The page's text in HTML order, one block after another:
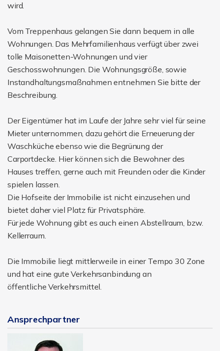
wird.
Vom Treppenhaus gelangen Sie dann bequem in alle
Wohnungen. Das Mehrfamilienhaus verfügt über zwei
tolle Maisonetten-Wohnungen und vier
Geschosswohnungen. Die Wohnungsgröße, sowie
Instandhaltungsmaßnahmen entnehmen Sie bitte der
Beschreibung.
Der Eigentümer hat im Laufe der Jahre sehr viel für seine
Mieter unternommen, dazu gehört die Erneuerung der
Waschküche ebenso wie die Begrünung der
Carportdecke. Hier können sich die Bewohner des
Hauses treffen, gerne auch mit Freunden oder die Kinder
spielen lassen.
Die Hofseite der Immobilie ist nicht einzusehen und
bietet daher viel Platz für Privatsphäre.
Für jede Wohnung gibt es auch einen Abstellraum, bzw.
Kellerraum.
Die Immobilie liegt mittlerweile in einer Tempo 30 Zone
und hat eine gute Verkehrsanbindung an
öffentliche Verkehrsmittel.
Ansprechpartner